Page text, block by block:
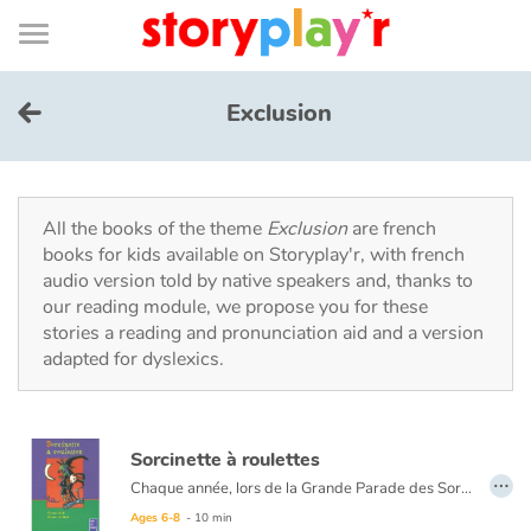
Connexion
Bibliothèque
de
page
Menu
Log in
Try for free
Library
Awards
Tales and classics in french
Exclusion
All the books of the theme Exclusionare french
books for kids available on Storyplay'r, with french
audio version told by native speakers and, thanks to
our reading module, we propose you for these
stories a reading and pronunciation aid and a version
adapted for dyslexics.
Sorcinette à roulettes
Chaque année, lors de la Grande Parade des Sorciers, les Dubalai remportent le Chaudron d'Or ! Mais la cadette, Sorcinette, ne semble pas très douée et loupe tous ses sorts. Pourtant, cette année, Sorcinette doit participer au concours. Sa famille est très inquiète...
Ages 6-8 - 10 min
…